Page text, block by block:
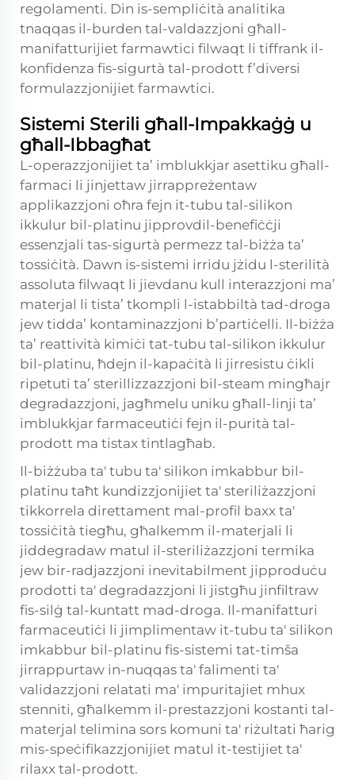
regolamenti. Din is-sempliċità analitika
tnaqqas il-burden tal-valdazzjoni għall-
manifatturijiet farmawtici filwaqt li tiffrank il-
konfidenza fis-sigurtà tal-prodott f’diversi
formulazzjonijiet farmawtici.
Sistemi Sterili għall-Impakkaġġ u
għall-Ibbagħat
L-operazzjonijiet ta’ imblukkjar asettiku għall-
farmaci li jinjettaw jirrappreżentaw
applikazzjoni oħra fejn it-tubu tal-silikon
ikkulur bil-platinu jipprovdil-benefiċċji
essenzjali tas-sigurtà permezz tal-biżża ta’
tossiċità. Dawn is-sistemi irridu jżidu l-sterilità
assoluta filwaqt li jievdanu kull interazzjoni ma’
materjal li tista’ tkompli l-istabbiltà tad-droga
jew tidda’ kontaminazzjoni b’partiċelli. Il-biżża
ta’ reattività kimiċi tat-tubu tal-silikon ikkulur
bil-platinu, ħdejn il-kapaċità li jirresistu ċikli
ripetuti ta’ sterillizzazzjoni bil-steam mingħajr
degradazzjoni, jagħmelu uniku għall-linji ta’
imblukkjar farmaceutiċi fejn il-purità tal-
prodott ma tistax tintlagħab.
Il-biżżuba ta' tubu ta' silikon imkabbur bil-
platinu taħt kundizzjonijiet ta' steriliżazzjoni
tikkorrela direttament mal-profil baxx ta'
tossiċità tiegħu, għalkemm il-materjali li
jiddegradaw matul il-steriliżazzjoni termika
jew bir-radjazzjoni inevitabilment jipproduċu
prodotti ta' degradazzjoni li jistgħu jinfiltraw
fis-silġ tal-kuntatt mad-droga. Il-manifatturi
farmaceutiċi li jimplimentaw it-tubu ta' silikon
imkabbur bil-platinu fis-sistemi tat-timša
jirrappurtaw in-nuqqas ta' falimenti ta'
validazzjoni relatati ma' impuritajiet mhux
stenniti, għalkemm il-prestazzjoni kostanti tal-
materjal telimina sors komuni ta' riżultati ħarig
mis-speċifikazzjonijiet matul it-testijiet ta'
rilaxx tal-prodott.